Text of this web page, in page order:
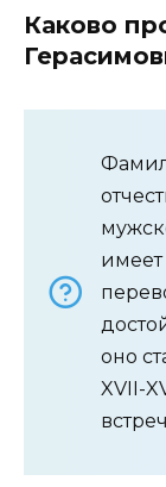
Каково
оно
XVII-